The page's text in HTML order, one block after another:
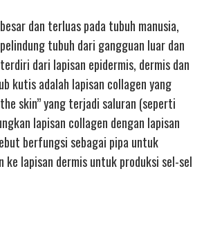
dan terluas pada tubuh manusia,
tubuh dari gangguan luar dan
dari lapisan epidermis, dermis dan
kutis adalah lapisan collagen yang
skin” yang terjadi saluran (seperti
lapisan collagen dengan lapisan
berfungsi sebagai pipa untuk
ke lapisan dermis untuk produksi sel-sel